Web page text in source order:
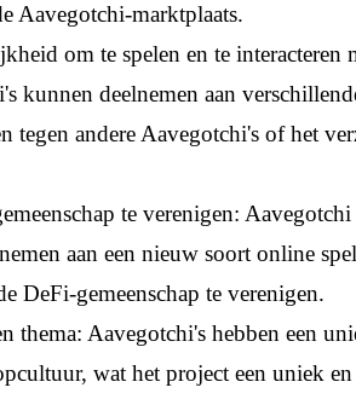
Aavegotchi-marktplaats.
om te spelen en te interacteren
kunnen deelnemen aan
tegen andere Aavegotchi's of het
te verenigen: Aavegotchi
aan een nieuw soort online
DeFi-gemeenschap te verenigen.
thema: Aavegotchi's hebben een
wat het project een uniek